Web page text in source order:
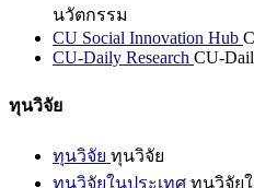
นวัตกรรม
CU Social Innovation Hub
CU-Daily Research CU-
ทุนวิจัย
ทุนวิจัย ทุนวิจัย
ทุนวิจัยในประเทศ ทุนวิจัย